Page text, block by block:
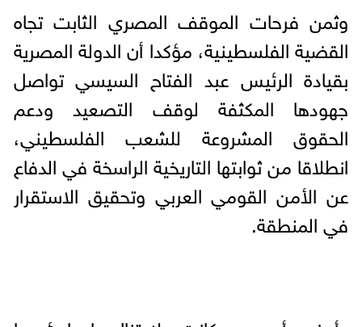
وثمن فرحات الموقف المصري الثابت تجاه
القضية الفلسطينية، مؤكدا أن الدولة المصرية
بقيادة الرئيس عبد الفتاح السيسي تواصل
جهودها المكثفة لوقف التصعيد ودعم
الحقوق المشروعة للشعب الفلسطيني،
انطلاقا من ثوابتها التاريخية الراسخة في الدفاع
عن الأمن القومي العربي وتحقيق الاستقرار
في المنطقة.